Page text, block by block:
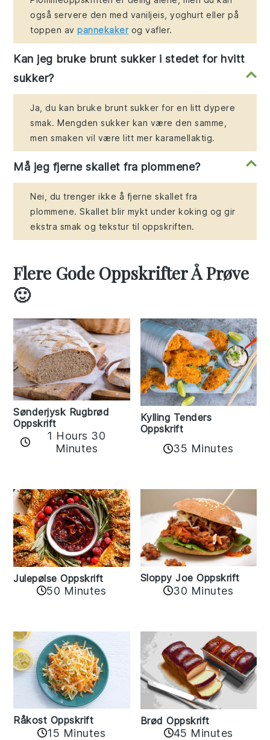
også servere den med vaniljeis, yoghurt eller på
toppen avpannekakerog vafler.
Kan jeg bruke brunt sukker i stedet for hvitt
sukker?
Ja, du kan bruke brunt sukker for en litt dypere
smak. Mengden sukker kan være den samme,
men smaken vil være litt mer karamellaktig.
Må jeg fjerne skallet fra plommene?
Nei, du trenger ikke å fjerne skallet fra
plommene. Skallet blir mykt under koking og gir
ekstra smak og tekstur til oppskriften.
Flere Gode Oppskrifter Å Prøve
🙂
Sønderjysk Rugbrød
Oppskrift
1 Hours 30
Minutes
Kylling Tenders
Oppskrift
35 Minutes
Julepølse Oppskrift
50 Minutes
Sloppy Joe Oppskrift
30 Minutes
Råkost Oppskrift
15 Minutes
Brød Oppskrift
45 Minutes